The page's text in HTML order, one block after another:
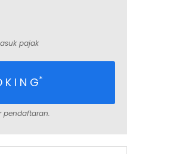
pajak
K I N G*
pendaftaran.